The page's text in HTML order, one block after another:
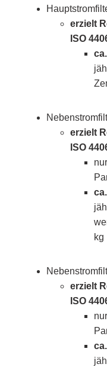
erzielt
ISO
erzielt
ISO
kg
erzielt
ISO